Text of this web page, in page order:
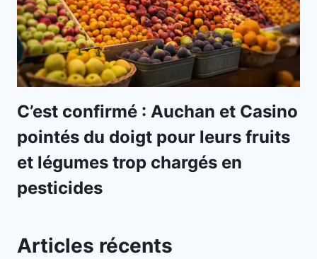
C’est confirmé : Auchan et Casino
pointés du doigt pour leurs fruits
et légumes trop chargés en
pesticides
Articles récents